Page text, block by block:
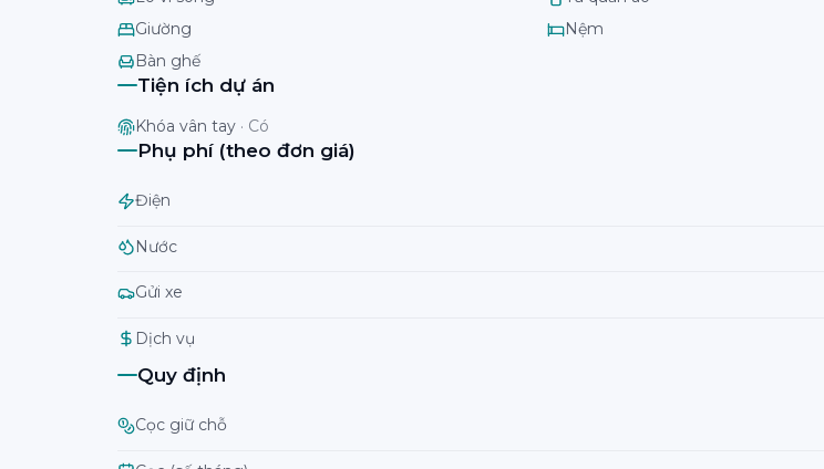
Giường
Nệm
Bàn ghế
Tiện ích dự án
Khóa vân tay · Có
Phụ phí (theo đơn giá)
Điện
Nước
Gửi xe
Dịch vụ
Quy định
Cọc giữ chỗ